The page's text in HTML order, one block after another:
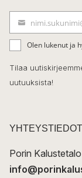
e
b
o
o
k
ä
h
k
t
Olen lukenut ja
Tilaa
uutuuksista!
YHTEYSTIEDOT
Porin Kalustetalo